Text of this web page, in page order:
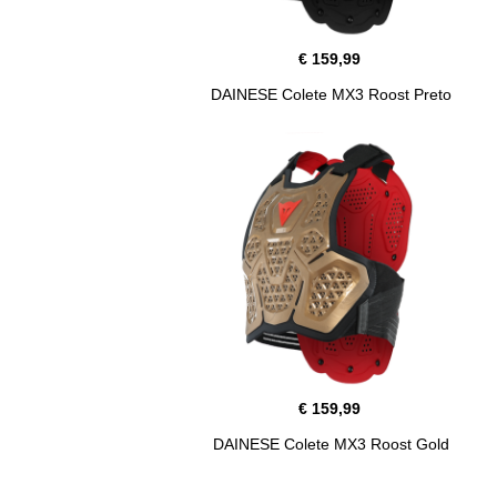
€ 159,99
DAINESE Colete MX3 Roost Preto
€ 159,99
DAINESE Colete MX3 Roost Gold